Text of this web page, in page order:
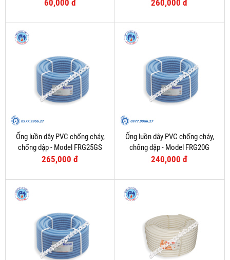
60,000 đ 260,000 đ
Ống luồn dây PVC chống cháy,
chống dập - Model FRG25GS
265,000 đ
Ống luồn dây PVC chống cháy,
chống dập - Model FRG20G
240,000 đ